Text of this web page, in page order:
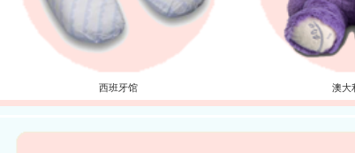
西班牙馆 澳大